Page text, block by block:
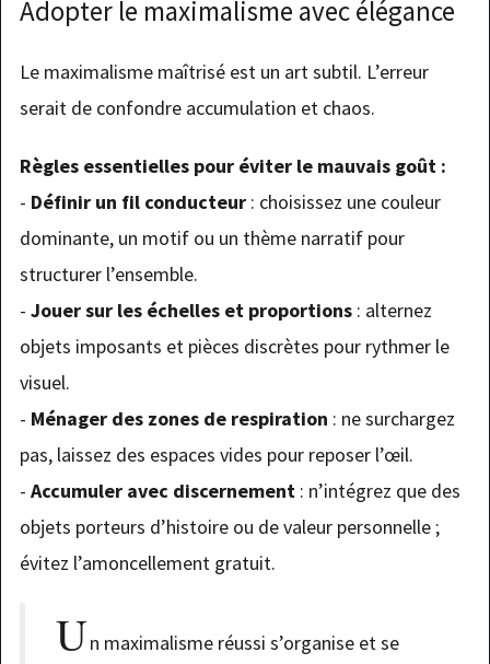
Adopter le maximalisme avec élégance
Le maximalisme maîtrisé est un art subtil. L’erreur
serait de confondre accumulation et chaos.
Règles essentielles pour éviter le mauvais goût :
- Définir un fil conducteur: choisissez une couleur
dominante, un motif ou un thème narratif pour
structurer l’ensemble.
- Jouer sur les échelles et proportions: alternez
objets imposants et pièces discrètes pour rythmer le
visuel.
- Ménager des zones de respiration : ne surchargez
pas, laissez des espaces vides pour reposer l’œil.
- Accumuler avec discernement: n’intégrez que des
objets porteurs d’histoire ou de valeur personnelle ;
évitez l’amoncellement gratuit.
Un maximalisme réussi s’organise et se